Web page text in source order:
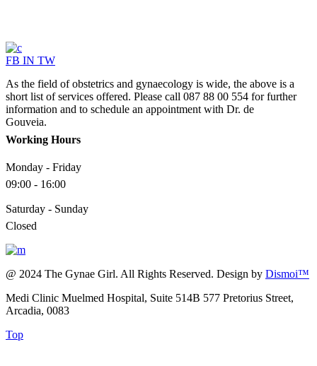
FB IN TW
As the field of obstetrics and gynaecology is wide, the above is a
short list of services offered. Please call 087 88 00 554 for further
information and to schedule an appointment with Dr. de
Gouveia.
Working Hours
Monday - Friday
09:00 - 16:00
Saturday - Sunday
Closed
@ 2024 The Gynae Girl. All Rights Reserved. Design by Dismoi™
Medi Clinic Muelmed Hospital, Suite 514B 577 Pretorius Street,
Arcadia, 0083
Top